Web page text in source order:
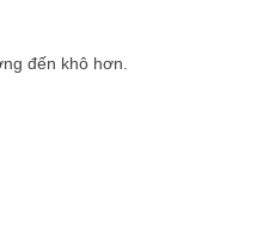
đến khô hơn.